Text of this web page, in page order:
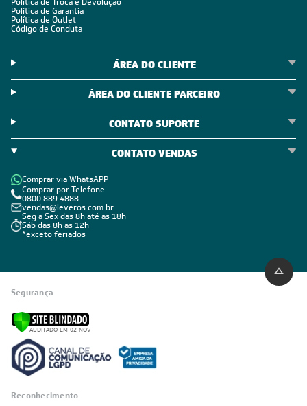
Política de Garantia
Política de Outlet
Código de Conduta
ÁREA DO CLIENTE
ÁREA DO CLIENTE PARCEIRO
CONTATO SUPORTE
CONTATO VENDAS
Comprar via WhatsAPP
Comprar por Telefone
0800 889 4888
vendas@leveros.com.br
Seg a Sex das 8h até as 18h
Sáb das 8h as 12h
*exceto feriados
Segurança
Reconhecimento